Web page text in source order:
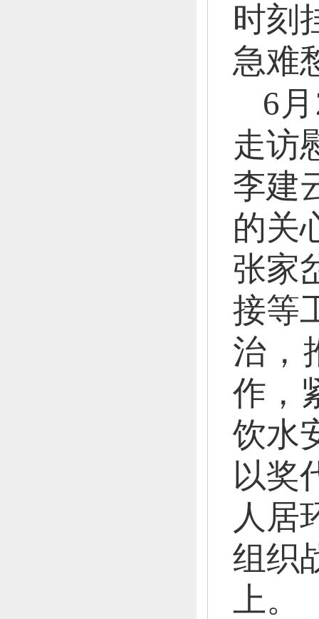
时刻
急难
6
走访
李建
的关
张家
接等
治，
作，
饮水
以奖
人居
组织
上。